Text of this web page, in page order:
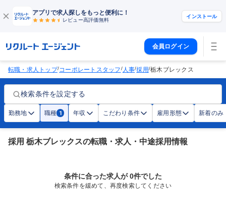
アプリで求人探しをもっと便利に！
レビュー高評価無料
インストール
会員ログイン
転職・求人トップ/コーポレートスタッフ/人事/採用/栃木ブレックス
検索条件を設定する
勤務地 職種 1 年収 こだわり条件 雇用形態 新着のみ
採用 栃木ブレックスの転職・求人・中途採用情報
条件に合った求人が 0件でした
検索条件を緩めて、再度検索してください